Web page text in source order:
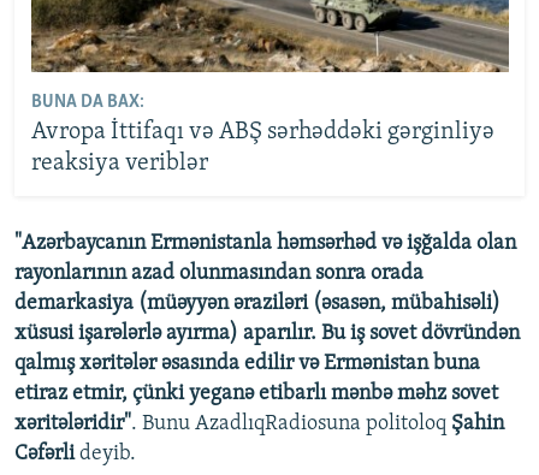
BUNA DA BAX:
Avropa İttifaqı və ABŞ sərhəddəki gərginliyə
reaksiya veriblər
"Azərbaycanın Ermənistanla həmsərhəd və işğalda olan
rayonlarının azad olunmasından sonra orada
demarkasiya (müəyyən əraziləri (əsasən, mübahisəli)
xüsusi işarələrlə ayırma) aparılır. Bu iş sovet dövründən
qalmış xəritələr əsasında edilir və Ermənistan buna
etiraz etmir, çünki yeganə etibarlı mənbə məhz sovet
xəritələridir". Bunu AzadlıqRadiosuna politoloq Şahin
Cəfərlideyib.